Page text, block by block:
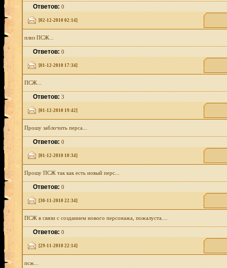
Ответов:0
[02-12-2010 02:14]
плиз ПСЖ...
Ответов:0
[01-12-2010 17:34]
ПСЖ...
Ответов:3
[01-12-2010 19:42]
Прошу заблочить перса...
Ответов:0
[01-12-2010 10:34]
Прошу ПСЖ так как есть новый перс...
Ответов:0
[30-11-2010 22:34]
ПСЖ в связи с созданием нового персонажа, пожалуста....
Ответов:0
[29-11-2010 22:14]
псж...